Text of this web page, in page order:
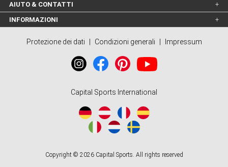
AIUTO & CONTATTI
INFORMAZIONI
Protezione dei dati Condizioni generali Impressum
Capital Sports International
Copyright © 2026 Capital Sports. All rights reserved